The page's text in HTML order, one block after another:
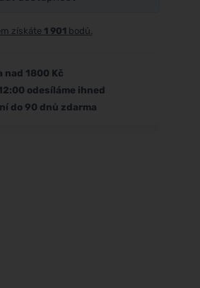
získáte 1 901 bodů.
nad 1800 Kč
odesíláme ihned
do 90 dnů zdarma